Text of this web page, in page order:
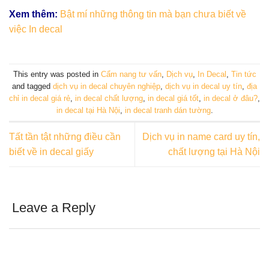
Xem thêm: Bật mí những thông tin mà bạn chưa biết về
việc In decal
This entry was posted in Cẩm nang tư vấn, Dịch vụ, In Decal Tin tức
and tagged dịch vụ in decal chuyên nghiệp dịch vụ in decal uy tín địa
chỉ in decal giá rẻ in decal chất lượng in decal giá tốt in decal ở đâu?
in decal tại Hà Nội in decal tranh dán tường.
Tất tần tật những điều cần
biết về in decal giấy
Dịch vụ in name card uy tín,
chất lượng tại Hà Nội
Leave a Reply